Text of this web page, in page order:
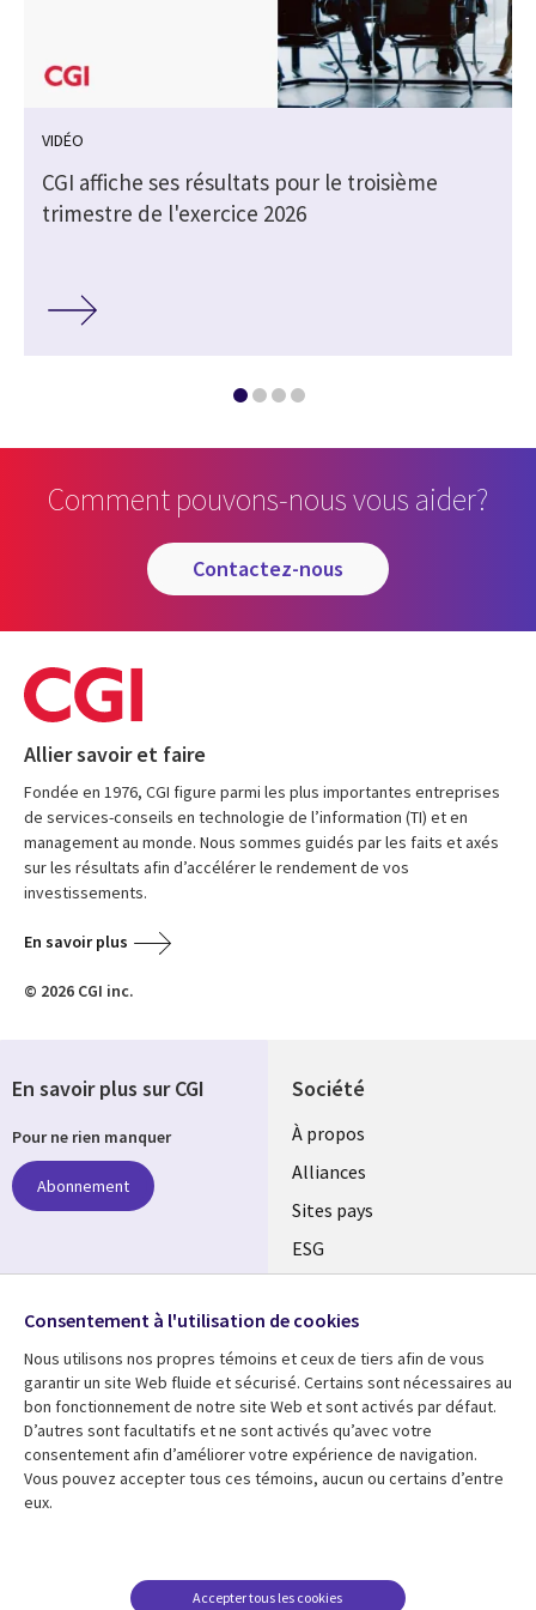
VIDÉO
CGI affiche ses résultats pour le troisième
trimestre de l'exercice 2026
Comment pouvons-nous vous aider?
contactez-nous
Allier savoir et faire
Fondée en 1976, CGI figure parmi les plus importantes entreprises
de services-conseils en technologie de l’information (TI) et en
management au monde. Nous sommes guidés par les faits et axés
sur les résultats afin d’accélérer le rendement de vos
investissements.
En savoir plus
© 2026 CGI inc.
Société
À propos
Alliances
Sites pays
ESG
Fusions
Salle de presse
Ressources
Articles
Études de cas
Support
Restrictions et
En savoir plus sur CGI
Pour ne rien manquer
Abonnement
Suivez-nous
Social
Media
Global
FR
Consentement à l'utilisation de cookies
Nous utilisons nos propres témoins et ceux de tiers afin de vous
garantir un site Web fluide et sécurisé. Certains sont nécessaires au
bon fonctionnement de notre site Web et sont activés par défaut.
D’autres sont facultatifs et ne sont activés qu’avec votre
consentement afin d’améliorer votre expérience de navigation.
Vous pouvez accepter tous ces témoins, aucun ou certains d’entre
eux.
Accepter tous les cookies